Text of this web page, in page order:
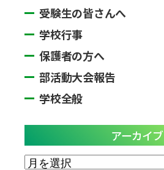
受験生の皆さんへ
学校行事
保護者の方へ
部活動大会報告
学校全般
アーカイブ
ア